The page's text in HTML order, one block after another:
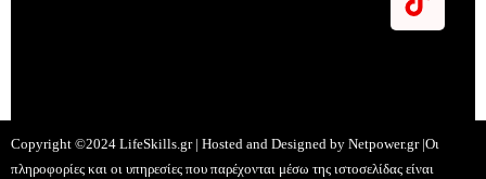
Copyright ©2024 LifeSkills.gr | Hosted and Designed by Netpower.gr |Οι
πληροφορίες και οι υπηρεσίες που παρέχονται μέσω της ιστοσελίδας είναι